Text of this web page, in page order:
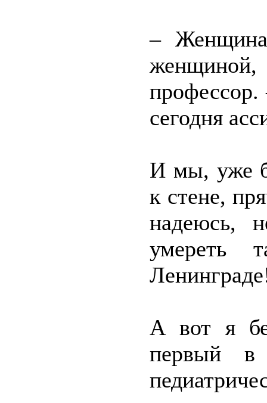
– Женщина
женщиной,
сегодня
И мы, уже
к стене,
надеюсь,
умереть
А вот я
первый в